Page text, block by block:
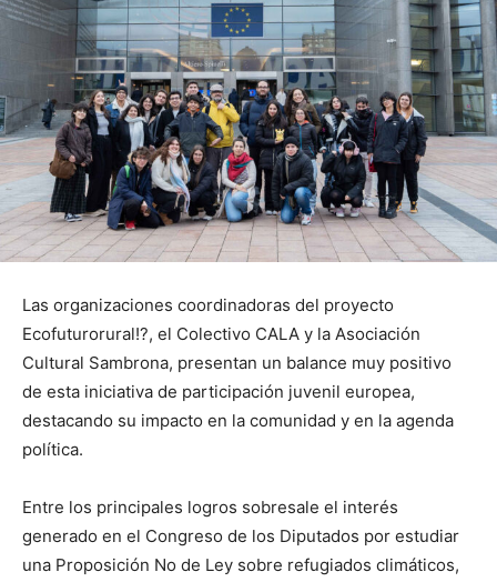
Las organizaciones coordinadoras del proyecto
Ecofuturorural!?, el Colectivo CALA y la Asociación
Cultural Sambrona, presentan un balance muy positivo
de esta iniciativa de participación juvenil europea,
destacando su impacto en la comunidad y en la agenda
política.
Entre los principales logros sobresale el interés
generado en el Congreso de los Diputados por estudiar
una Proposición No de Ley sobre refugiados climáticos,